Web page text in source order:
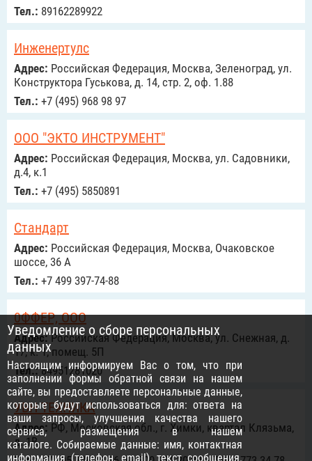
Тел.: 89162289922
Инженертулс
Адрес: Российcкая Федерация, Москва, Зеленоград, ул.
Конструктора Гуськова, д. 14, стр. 2, оф. 1.88
Тел.: +7 (495) 968 98 97
ООО "ЭКТО ИНСТРУМЕНТ"
Адрес: Российcкая Федерация, Москва, ул. Садовники,
д.4, к.1
Тел.: +7 (495) 5850891
Стандарт
Адрес: Российcкая Федерация, Москва, Очаковское
шоссе, 36 А
Тел.: +7 499 397-74-88
0ФФЕР, ООО
Адрес:Российcкая Федерация, Москва, ул. Снежная, д.
17, к. 1, помещ. 5П
Тел.:84951281020
УВН ТЕХНИКА
Адрес: РФ, Московская обл., г. Химки, квартал Клязьма,
д. 1В
Уведомление о сборе персональных
данных
Настоящим информируем Вас о том, что при
заполнении формы обратной связи на нашем
сайте, вы предоставляете персональные данные,
которые будут использоваться для: ответа на
ваши запросы, улучшения качества нашего
сервиса, размещения в нашем
каталоге. Собираемые данные: имя, контактная
информация (телефон, email), текст сообщения.